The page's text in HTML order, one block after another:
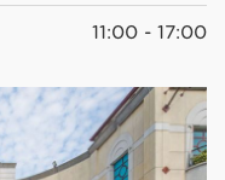
11:00 - 17:00